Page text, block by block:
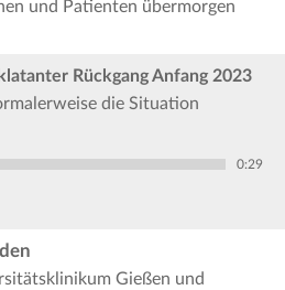
und Patienten übermorgen
Rückgang Anfang 2023
die Situation
0:29
Gießen und